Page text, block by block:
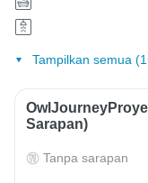
Tampilkan semua
Sarapan)
Tanpa sarapan